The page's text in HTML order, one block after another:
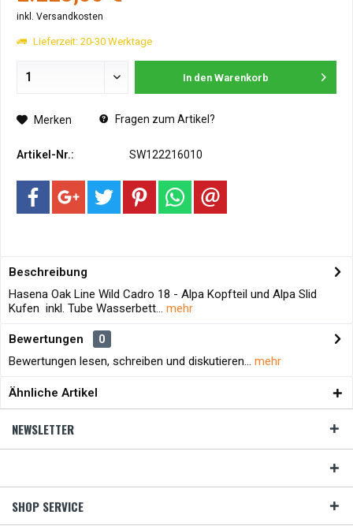
inkl. Versandkosten
Lieferzeit: 20-30 Werktage
In den Warenkorb
Merken Fragen zum Artikel?
Artikel-Nr.: SW122216010
Beschreibung
Hasena Oak Line Wild Cadro 18 - Alpa Kopfteil und Alpa Slid
Kufen inkl. Tube Wasserbett... mehr
Bewertungen
0
Bewertungen lesen, schreiben und diskutieren... mehr
Ähnliche Artikel
NEWSLETTER
SHOP SERVICE